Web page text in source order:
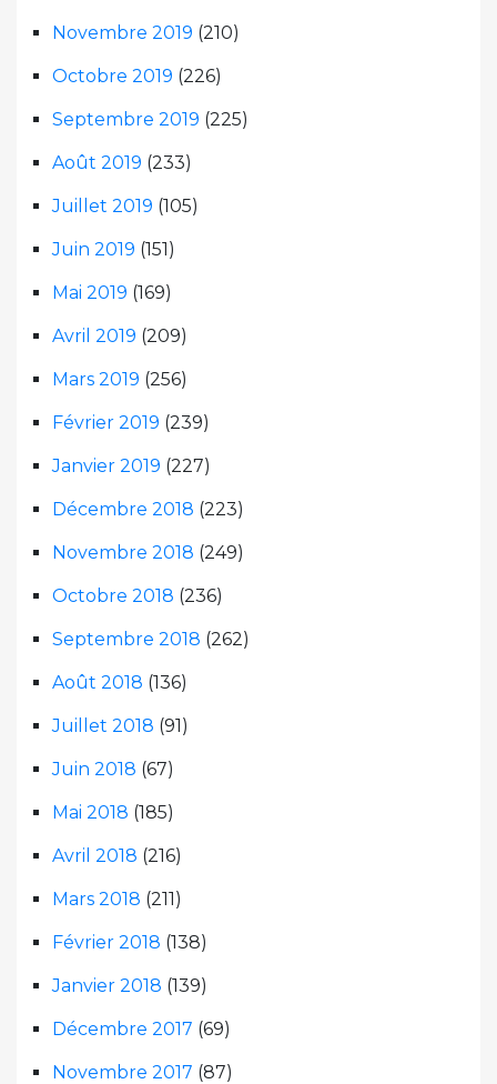
Novembre 2019 (210)
Octobre 2019 (226)
Septembre 2019 (225)
Août 2019 (233)
Juillet 2019 (105)
Juin 2019 (151)
Mai 2019 (169)
Avril 2019 (209)
Mars 2019 (256)
Février 2019 (239)
Janvier 2019 (227)
Décembre 2018 (223)
Novembre 2018 (249)
Octobre 2018 (236)
Septembre 2018 (262)
Août 2018 (136)
Juillet 2018 (91)
Juin 2018 (67)
Mai 2018 (185)
Avril 2018 (216)
Mars 2018 (211)
Février 2018 (138)
Janvier 2018 (139)
Décembre 2017 (69)
Novembre 2017 (87)